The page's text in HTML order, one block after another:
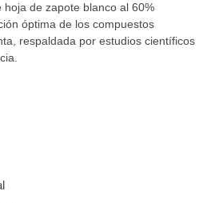
de zapote blanco al 60%
óptima de los compuestos
respaldada por estudios científicos